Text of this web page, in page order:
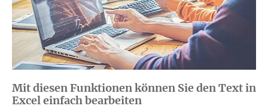
Mit diesen Funktionen können Sie den Text in
Excel einfach bearbeiten